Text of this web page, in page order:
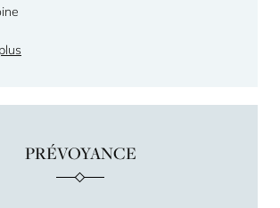
PRÉVOYANCE